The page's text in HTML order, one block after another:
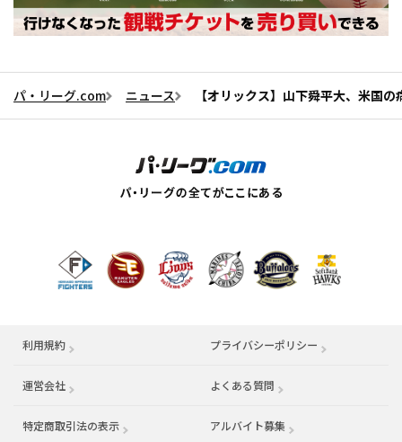
パ・リーグ.com ニュース 【オリックス】山下舜平大、米国
利用規約 プライバシーポリシー
運営会社 （別ウィンドウで開く） よくある質問
特定商取引法の表示 アルバイト募集 （別ウィンドウで開く